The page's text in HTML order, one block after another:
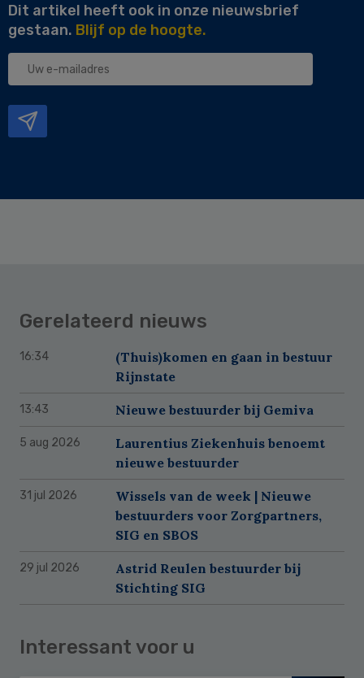
Dit artikel heeft ook in onze nieuwsbrief
gestaan. Blijf op de hoogte.
Uw
Gerelateerd nieuws
16:34
(Thuis)komen en gaan in bestuur
Rijnstate
13:43 Nieuwe bestuurder bij Gemiva
5 aug 2026
Laurentius Ziekenhuis benoemt
nieuwe bestuurder
31 jul 2026
Wissels van de week | Nieuwe
bestuurders voor Zorgpartners,
SIG en SBOS
29 jul 2026
Astrid Reulen bestuurder bij
Stichting SIG
Interessant voor u